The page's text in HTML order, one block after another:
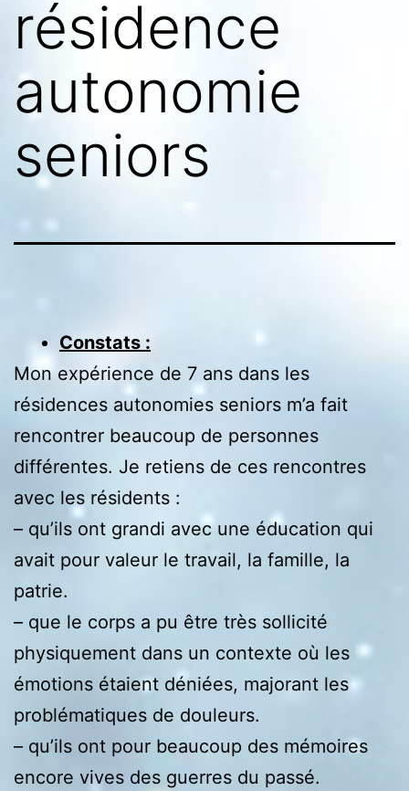
résidence
autonomie
seniors
Constats :
Mon expérience de 7 ans dans les
résidences autonomies seniors m’a fait
rencontrer beaucoup de personnes
différentes. Je retiens de ces rencontres
avec les résidents :
– qu’ils ont grandi avec une éducation qui
avait pour valeur le travail, la famille, la
patrie.
– que le corps a pu être très sollicité
physiquement dans un contexte où les
émotions étaient déniées, majorant les
problématiques de douleurs.
– qu’ils ont pour beaucoup des mémoires
encore vives des guerres du passé.